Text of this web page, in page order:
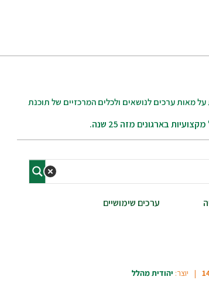
מאות ערכים לנושאים ולכלים המרכזיים של תוכנת
בארגונים מזה 25 שנה.
ערכים שימושיים
יוצר: יהודית מהלל